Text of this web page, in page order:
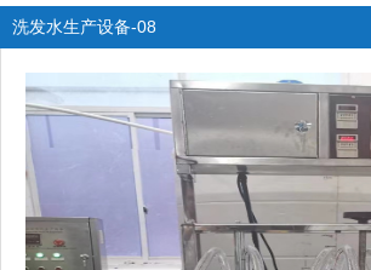
洗发水生产设备-08